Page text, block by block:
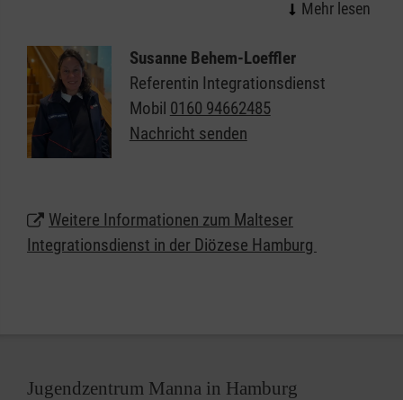
Unsere ehrenamtlichen Helferinnen und Helfer
unterstützen Flüchtlinge dabei, in Hamburg
anzukommen, ihr Leben eigenständig zu führen und
am Gemeinwesen teilzuhaben. Sie helfen bei der
Suche nach einer geeigneten Schule, bei der
Betreuung der Kinder, beim Lernen der deutschen
Behörden in der neuen Umgebung.
Susanne Behem-Loeffler
Referentin Integrationsdienst
Mobil 0160 94662485
Nachricht senden
Weitere Informationen zum Malteser
Integrationsdienst in der Diözese Hamburg
Jugendzentrum Manna in Hamburg